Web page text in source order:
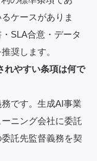
ケースがありま
SLA合意・データ
奨します。
れやすい条項は何で
です。生成AI事業
ニング会社に委託
託先監督義務を契